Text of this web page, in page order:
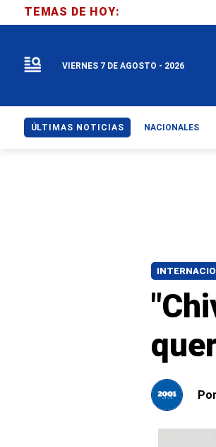
Por
TEMAS DE HOY:
VIERNES 7 DE AGOSTO - 2026
ÚLTIMAS NOTICIAS NACIONALES